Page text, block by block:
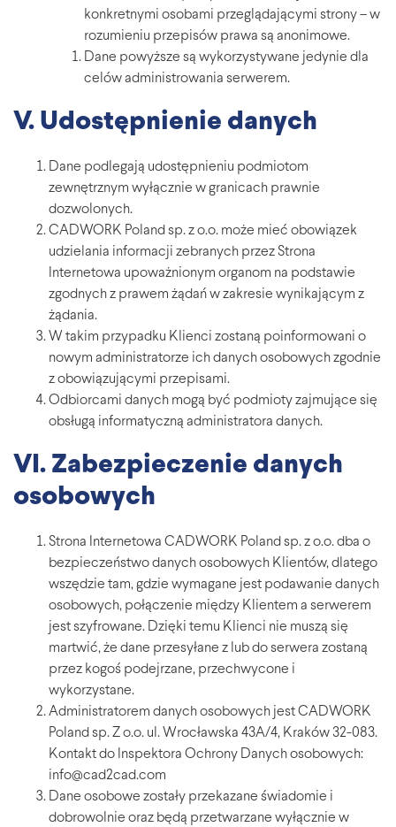
konkretnymi osobami przeglądającymi strony – w
rozumieniu przepisów prawa są anonimowe.
Dane powyższe są wykorzystywane jedynie dla
celów administrowania serwerem.
V. Udostępnienie danych
Dane podlegają udostępnieniu podmiotom
zewnętrznym wyłącznie w granicach prawnie
dozwolonych.
CADWORK Poland sp. z o.o. może mieć obowiązek
udzielania informacji zebranych przez Strona
Internetowa upoważnionym organom na podstawie
zgodnych z prawem żądań w zakresie wynikającym z
żądania.
W takim przypadku Klienci zostaną poinformowani o
nowym administratorze ich danych osobowych zgodnie
z obowiązującymi przepisami.
Odbiorcami danych mogą być podmioty zajmujące się
obsługą informatyczną administratora danych.
VI. Zabezpieczenie danych
osobowych
Strona Internetowa CADWORK Poland sp. z o.o. dba o
bezpieczeństwo danych osobowych Klientów, dlatego
wszędzie tam, gdzie wymagane jest podawanie danych
osobowych, połączenie między Klientem a serwerem
jest szyfrowane. Dzięki temu Klienci nie muszą się
martwić, że dane przesyłane z lub do serwera zostaną
przez kogoś podejrzane, przechwycone i
wykorzystane.
Administratorem danych osobowych jest CADWORK
Poland sp. Z o.o. ul. Wrocławska 43A/4, Kraków 32-083.
Kontakt do Inspektora Ochrony Danych osobowych:
info@cad2cad.com
Dane osobowe zostały przekazane świadomie i
dobrowolnie oraz będą przetwarzane wyłącznie w